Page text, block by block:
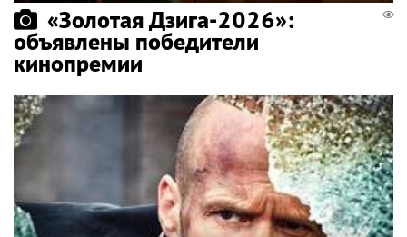
«Золотая Дзига-2026»:
объявлены победители
кинопремии